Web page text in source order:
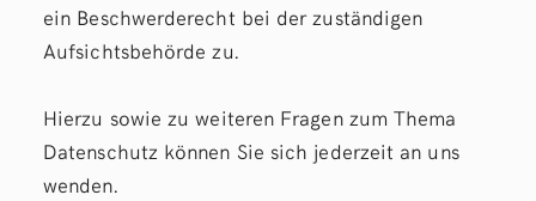
ein Beschwerderecht bei der zuständigen
Aufsichtsbehörde zu.
Hierzu sowie zu weiteren Fragen zum Thema
Datenschutz können Sie sich jederzeit an uns
wenden.